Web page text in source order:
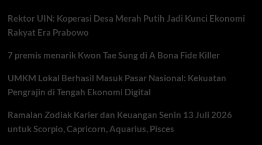
Rektor UIN: Koperasi Desa Merah Putih Jadi Kunci Ekonomi
Rakyat Era Prabowo
7 premis menarik Kwon Tae Sung di A Bona Fide Killer
UMKM Lokal Berhasil Masuk Pasar Nasional: Kekuatan
Pengrajin di Tengah Ekonomi Digital
Ramalan Zodiak Karier dan Keuangan Senin 13 Juli 2026
untuk Scorpio, Capricorn, Aquarius, Pisces